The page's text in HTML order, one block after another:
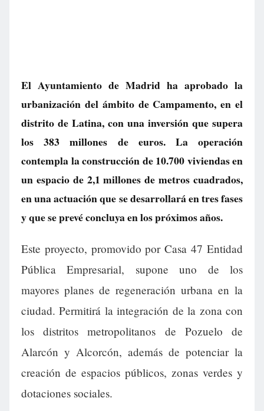
El Ayuntamiento de Madrid ha aprobado la
urbanización del ámbito de Campamento, en el
distrito de Latina, con una inversión que supera
los 383 millones de euros. La operación
contempla la construcción de 10.700 viviendas en
un espacio de 2,1 millones de metros cuadrados,
en una actuación que se desarrollará en tres fases
y que se prevé concluya en los próximos años.
Este proyecto, promovido por Casa 47 Entidad
Pública Empresarial, supone uno de los
mayores planes de regeneración urbana en la
ciudad. Permitirá la integración de la zona con
los distritos metropolitanos de Pozuelo de
Alarcón y Alcorcón, además de potenciar la
creación de espacios públicos, zonas verdes y
dotaciones sociales.